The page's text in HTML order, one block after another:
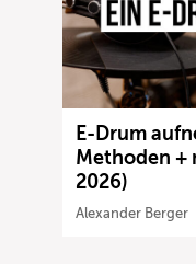
E-Drum
Methoden +
2026)
Alexander Berger